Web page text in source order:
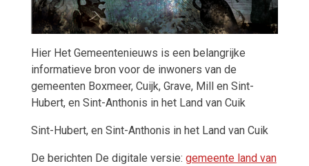
Hier Het Gemeentenieuws is een belangrijke
informatieve bron voor de inwoners van de
gemeenten Boxmeer, Cuijk, Grave, Mill en Sint-
Hubert, en Sint-Anthonis in het Land van Cuik
Sint-Hubert, en Sint-Anthonis in het Land van Cuik
De berichten De digitale versie: gemeente land van